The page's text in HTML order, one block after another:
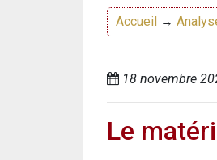
Accueil →
18 novembre
Le